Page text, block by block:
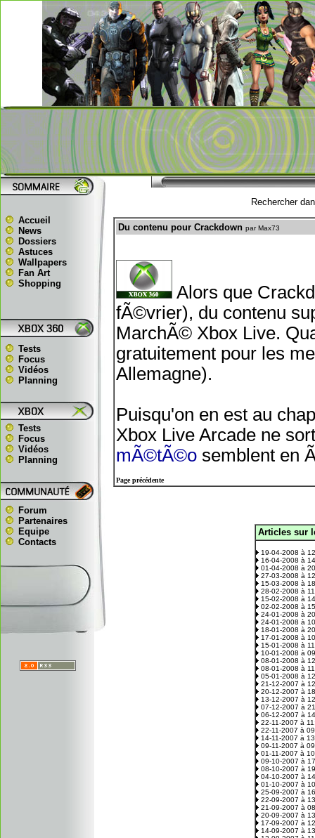
Accueil
News
Dossiers
Astuces
Wallpapers
Fan Art
Shopping
Tests
Focus
Vidéos
Planning
Tests
Focus
Vidéos
Planning
Forum
Partenaires
Equipe
Contacts
Rechercher
Du contenu pour Crackdown par Max73
Alors que
fÃ©vrier), du contenu
MarchÃ© Xbox Live.
gratuitement pour les
Allemagne).
Puisqu'on en est au
Xbox Live Arcade ne
mÃ©tÃ©osemblent en
Page précédente
Articles sur
19-04-2008 à
16-04-2008 à
01-04-2008 à
27-03-2008 à
15-03-2008 à
28-02-2008 à
15-02-2008 à
02-02-2008 à
24-01-2008 à
24-01-2008 à
18-01-2008 à
17-01-2008 à
15-01-2008 à
10-01-2008 à
08-01-2008 à
08-01-2008 à
05-01-2008 à
21-12-2007 à
20-12-2007 à
13-12-2007 à
07-12-2007 à
06-12-2007 à
22-11-2007 à
22-11-2007 à
14-11-2007 à
09-11-2007 à
01-11-2007 à
09-10-2007 à
08-10-2007 à
04-10-2007 à
01-10-2007 à
25-09-2007 à
22-09-2007 à
21-09-2007 à
20-09-2007 à
17-09-2007 à
14-09-2007 à